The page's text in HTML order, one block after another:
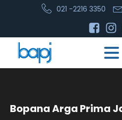
021 -2216 3350
Bopana Arga Prima